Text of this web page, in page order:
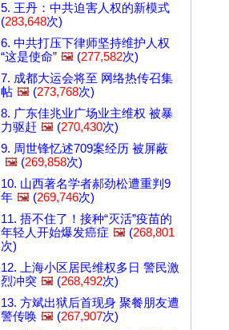
5. 王丹：中共迫害人权的新模式
(283,648次)
6. 中共打压下律师坚持维护人权
“这是使命” 🖼️ (277,582次)
7. 成都大运会将至 网络热传召集
帖 🖼️ (273,768次)
8. 广东佳兆业广场业主维权 被暴
力驱赶 🖼️ (270,430次)
9. 周世锋忆述709案经历 被屏蔽
🖼️ (269,858次)
10. 山西著名学者郝劲松遭重判9
年 🖼️ (269,746次)
11. 捂不住了！接种“灭活”疫苗的
年轻人开始爆发癌症 🖼️ (268,801
次)
12. 上海小区居民维权多日 警民激
烈冲突 🖼️ (268,492次)
13. 方斌出狱后首现身 聚餐朋友遭
警传唤 🖼️ (267,907次)